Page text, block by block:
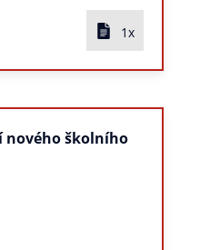
1x
nového školního